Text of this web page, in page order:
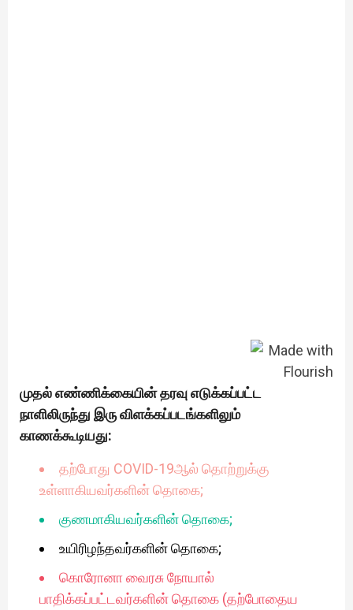
முதல் எண்ணிக்கையின் தரவு எடுக்கப்பட்ட
நாளிலிருந்து இரு விளக்கப்படங்களிலும்
காணக்கூடியது:
தற்போது COVID-19ஆல் தொற்றுக்கு
உள்ளாகியவர்களின் தொகை;
குணமாகியவர்களின் தொகை;
உயிரிழந்தவர்களின் தொகை;
கொரோனா வைரசு நோயால்
பாதிக்கப்பட்டவர்களின் தொகை (தற்போதைய